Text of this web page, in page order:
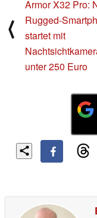
⟨
Armor X32 Pro:
Rugged-
startet mit
unter 250 Euro